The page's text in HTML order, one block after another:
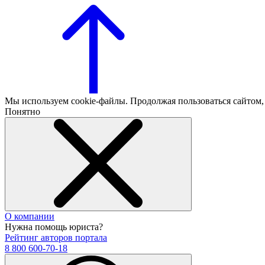
Мы используем cookie-файлы. Продолжая пользоваться
Понятно
О компании
Нужна помощь юриста?
Рейтинг авторов портала
8 800 600-70-18